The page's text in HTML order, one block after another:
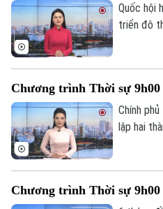
Quốc hội
triển đô
chú ý
Chương trình Thời sự 9h00
Chính
lập hai
nội dung
Chương trình Thời sự 9h00